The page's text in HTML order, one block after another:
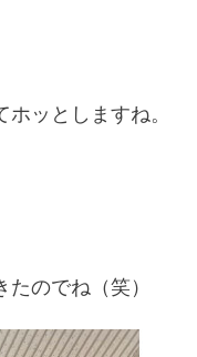
ッとしますね。
のでね（笑）